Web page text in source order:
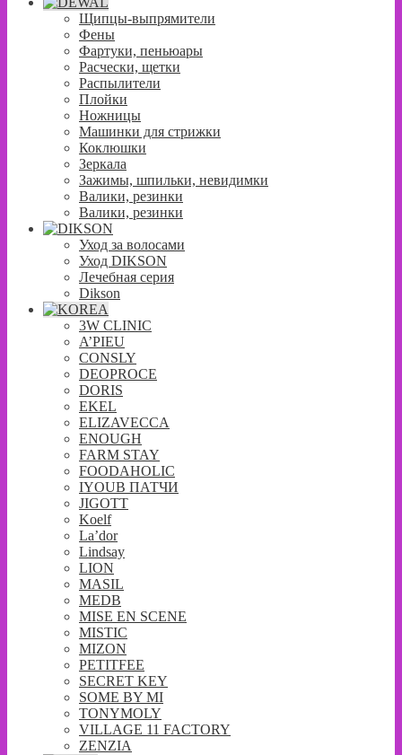
Щипцы-выпрямители
Фены
Фартуки, пеньюары
Расчески, щетки
Распылители
Плойки
Ножницы
Машинки для стрижки
Коклюшки
Зеркала
Зажимы, шпильки, невидимки
Валики, резинки
Валики, резинки
Уход за волосами
Уход DIKSON
Лечебная серия
Dikson
3W CLINIC
A’PIEU
CONSLY
DEOPROCE
DORIS
EKEL
ELIZAVECCA
ENOUGH
FARM STAY
FOODAHOLIC
IYOUB ПАТЧИ
JIGOTT
Koelf
La’dor
Lindsay
LION
MASIL
MEDB
MISE EN SCENE
MISTIC
MIZON
PETITFEE
SECRET KEY
SOME BY MI
TONYMOLY
VILLAGE 11 FACTORY
ZENZIA